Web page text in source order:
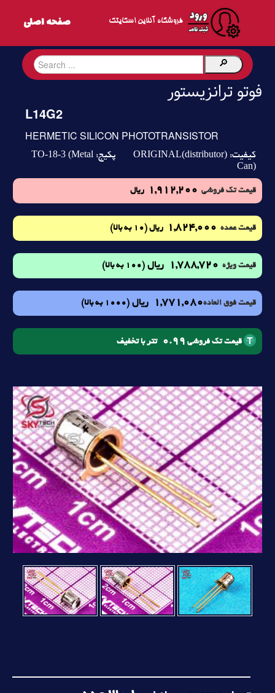
فروشگاه آنلاین اسکایتک
فوتو ترانزیستور
L14G2
HERMETIC SILICON PHOTOTRANSISTOR
کیفیت: ORIGINAL(distributor) پکیج: TO-18-3 (Metal
Can)
قیمت تک فروشی 1,912,200 ریال
قیمت عمده 1,824,000 ریال (10 به بالا)
قیمت ویژه 1,788,720 ریال (100 به بالا)
قیمت فوق العاده1,771,080 ریال (1000 به بالا)
قیمت تک فروشی 0.99 تتر با تخفیف